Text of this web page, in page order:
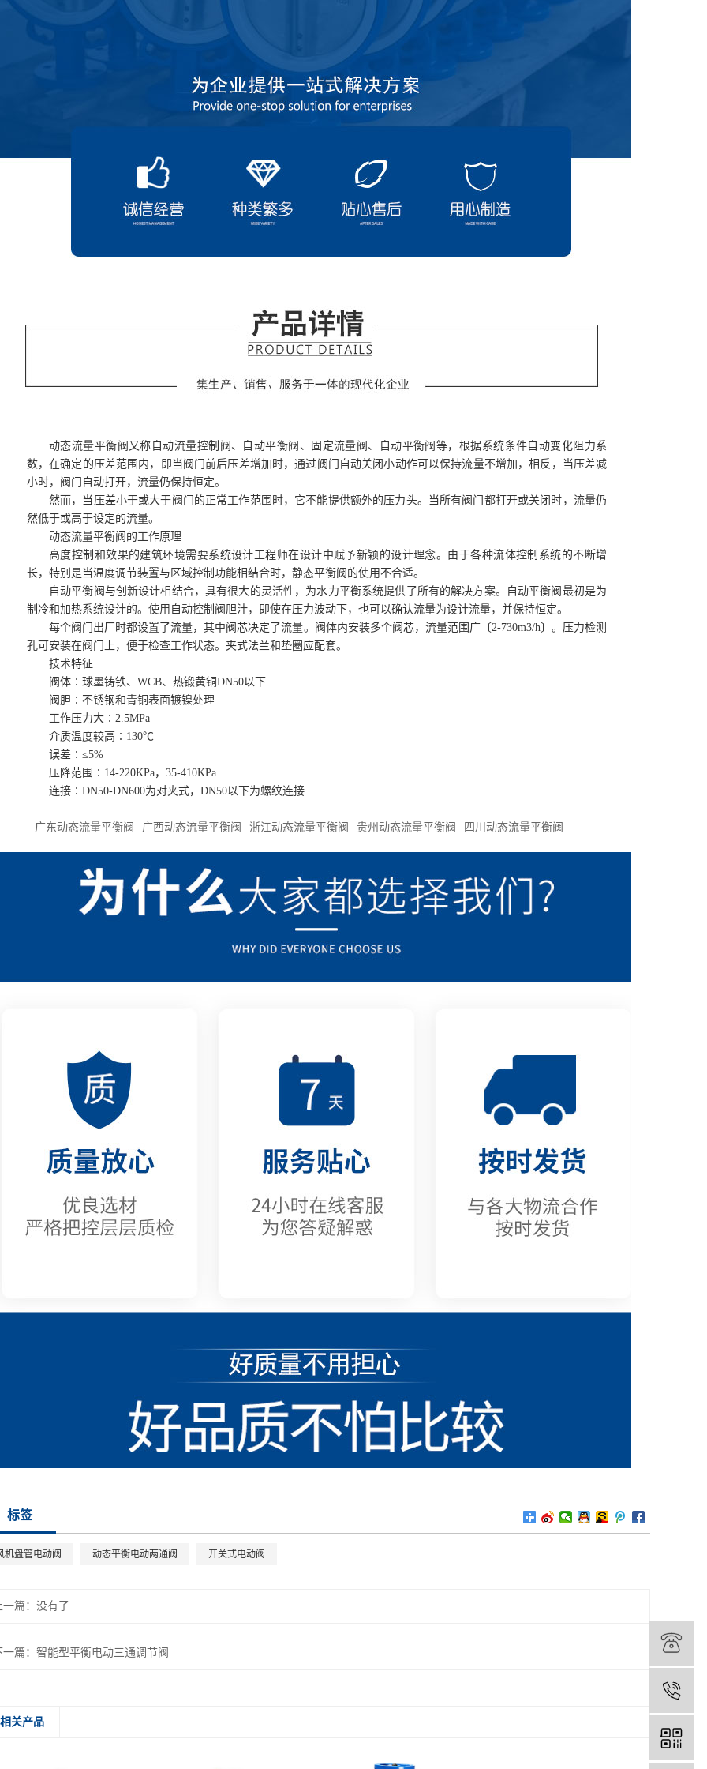
动态流量平衡阀又称自动流量控制阀、自动平衡阀、固定流量阀、自动平衡阀等，根据系统条件自动变化阻力系
数，在确定的压差范围内，即当阀门前后压差增加时，通过阀门自动关闭小动作可以保持流量不增加，相反，当压差减
小时，阀门自动打开，流量仍保持恒定。
然而，当压差小于或大于阀门的正常工作范围时，它不能提供额外的压力头。当所有阀门都打开或关闭时，流量仍
然低于或高于设定的流量。
动态流量平衡阀的工作原理
高度控制和效果的建筑环境需要系统设计工程师在设计中赋予新颖的设计理念。由于各种流体控制系统的不断增
长，特别是当温度调节装置与区域控制功能相结合时，静态平衡阀的使用不合适。
自动平衡阀与创新设计相结合，具有很大的灵活性，为水力平衡系统提供了所有的解决方案。自动平衡阀最初是为
制冷和加热系统设计的。使用自动控制阀胆汁，即使在压力波动下，也可以确认流量为设计流量，并保持恒定。
每个阀门出厂时都设置了流量，其中阀芯决定了流量。阀体内安装多个阀芯，流量范围广〔2-730m3/h〕。压力检测
孔可安装在阀门上，便于检查工作状态。夹式法兰和垫圈应配套。
技术特征
阀体∶球墨铸铁、WCB、热锻黄铜DN50以下
阀胆∶不锈钢和青铜表面镀镍处理
工作压力大∶2.5MPa
介质温度较高∶130℃
误差∶≤5%
压降范围∶14-220KPa，35-410KPa
连接∶DN50-DN600为对夹式，DN50以下为螺纹连接
广东动态流量平衡阀 广西动态流量平衡阀 浙江动态流量平衡阀 贵州动态流量平衡阀 四川动态流量平衡阀
标签
机盘管电动阀 动态平衡电动两通阀 开关式电动阀
一篇：没有了
一篇： 智能型平衡电动三通调节阀
相关产品